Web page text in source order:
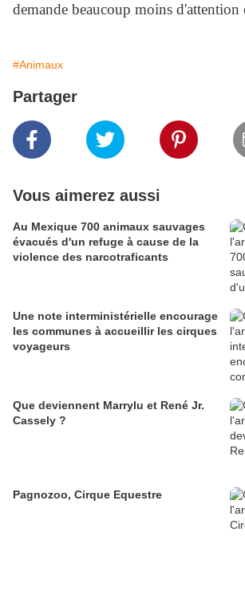
demande beaucoup moins
#Animaux
Partager
Vous aimerez aussi
Au Mexique 700 animaux sauvages
évacués d'un refuge à cause de la
violence des narcotraficants
Une note interministérielle encourage
les communes à accueillir les cirques
voyageurs
Que deviennent Marrylu et René Jr.
Cassely ?
Pagnozoo, Cirque Equestre